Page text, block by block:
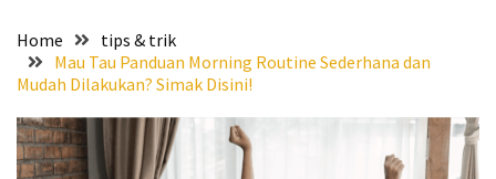
Masa
Lalu
dengan
Cara
yang
Lebih
Home
tips & trik
Mau Tau Panduan Morning Routine Sederhana dan
Mudah Dilakukan? Simak Disini!